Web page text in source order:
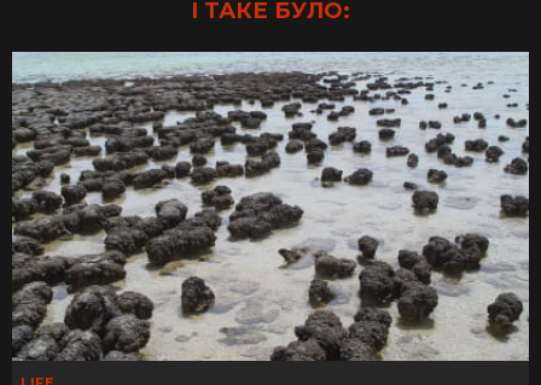
І ТАКЕ БУЛО: